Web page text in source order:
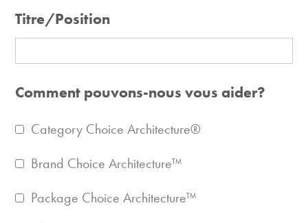
Titre/Position
Comment pouvons-nous vous aider?
Category Choice Architecture®
Brand Choice Architecture™
Package Choice Architecture™